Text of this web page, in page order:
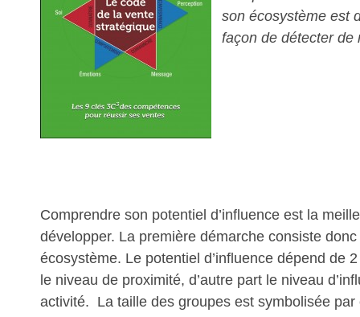
son écosystème est
façon de détecter de
Comprendre son potentiel d’influence est la
développer. La première démarche consiste
écosystème. Le potentiel d’influence dépend de
le niveau de proximité, d’autre part le niveau
activité. La taille des groupes est symbolisée par